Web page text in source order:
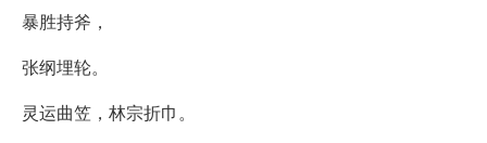
暴胜持斧，
张纲埋轮。
灵运曲笠，林宗折巾。